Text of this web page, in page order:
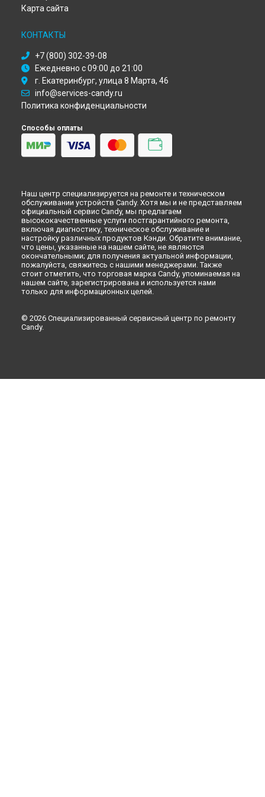
Ремонт кухонной плиты CGG 6721 SHX Candy в
Ремонт кухонной плиты CGG 6721 SHX Candy в
Ремонт кухонной плиты CGG 6721 SHX Candy в
Новокузнецке
Ремонт кухонной плиты CGG 6721 SHX Candy в
Ремонт кухонной плиты CGG 6721 SHX Candy в
Ремонт кухонной плиты CGG 6721 SHX Candy в
Челнах
Карта сайта
КОНТАКТЫ
+7 (800) 302-39-08
Ежедневно с 09:00 до 21:00
г. Екатеринбург, улица 8 Марта, 46
info@services-candy.ru
Политика конфиденциальности
Способы оплаты
Наш центр специализируется на ремонте и техническом
обслуживании устройств Candy. Хотя мы и не представляем
официальный сервис Candy, мы предлагаем
высококачественные услуги постгарантийного ремонта,
включая диагностику, техническое обслуживание и
настройку различных продуктов Кэнди. Обратите внимание,
что цены, указанные на нашем сайте, не являются
окончательными; для получения актуальной информации,
пожалуйста, свяжитесь с нашими менеджерами. Также
стоит отметить, что торговая марка Candy, упоминаемая на
нашем сайте, зарегистрирована и используется нами
только для информационных целей.
© 2026 Специализированный сервисный центр по ремонту
Candy.